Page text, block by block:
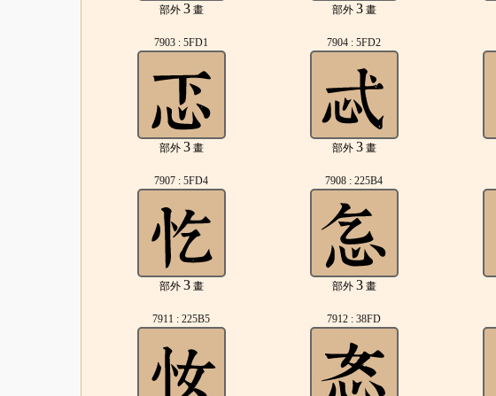
部外 3畫 部外 3畫
7903 : 5FD1
部外 3畫
7904 : 5FD2
部外 3畫
7907 : 5FD4
部外 3畫
7908 : 225B4
部外 3畫
7911 : 225B5 7912 : 38FD